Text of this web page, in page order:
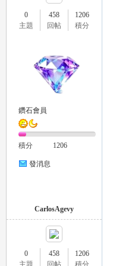
0
主題
458
回帖
1206
積分
鑽石會員
積分 1206
發消息
CarlosAgevy
0
主題
458
回帖
1206
積分